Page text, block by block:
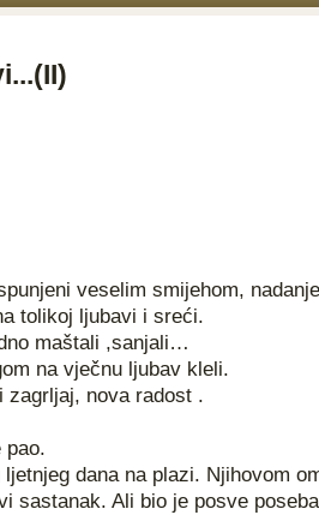
veselim smijehom,
tolikoj ljubavi i sreći.
maštali ,sanjali…
na vječnu ljubav kleli.
zagrljaj, nova radost .
pao.
dana na plazi. Njihovom
sastanak. Ali bio je posve